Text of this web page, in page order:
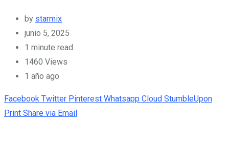
by starmix
junio 5, 2025
1 minute read
1460 Views
1 año ago
Facebook Twitter Pinterest Whatsapp Cloud StumbleUpon
Print Share via Email